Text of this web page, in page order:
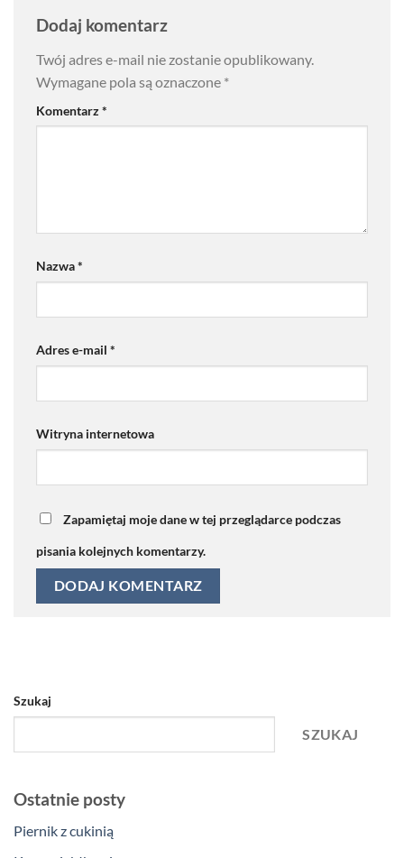
Dodaj komentarz
Twój adres e-mail nie zostanie opublikowany.
Wymagane pola są oznaczone *
Komentarz*
Nazwa*
Adres e-mail *
Witryna internetowa
Zapamiętaj moje dane w tej przeglądarce podczas
pisania kolejnych komentarzy.
Szukaj
SZUKAJ
Ostatnie posty
Piernik z cukinią